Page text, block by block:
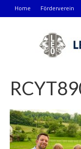
Home Förderverein